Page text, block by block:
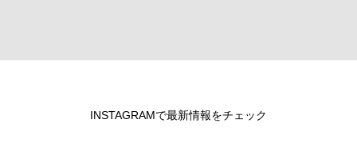
INSTAGRAMで最新情報をチェック